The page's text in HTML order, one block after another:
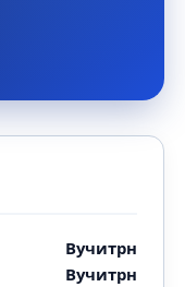
Вучитрн
Вучитрн